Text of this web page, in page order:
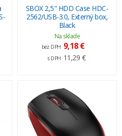
SBOX 2,5" HDD Case HDC-
2562/USB-3.0, Externý box,
Black
Na sklade
bez DPH 9,18 €
s DPH 11,29 €